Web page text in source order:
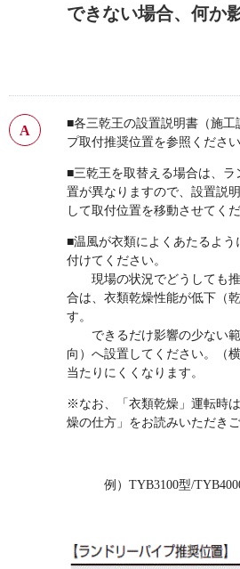
できない場合、何か
■各三乾王の設置説明書（施
プ取付推奨位置を参照ください
■三乾王を取替える場合は、
置が異なりますので、設置説
して取付位置を移動させてくだ
■温風が衣類によくあたるよ
付けてください。
現場の状況でどうしても推
合は、衣類乾燥性能が低下（
す。
できるだけ影響の少ない範
向）へ設置してください。（
当たりにくくなります。
※なお、「衣類乾燥」運転時
燥の仕方」をお読みいただき
例）TYB3100型/